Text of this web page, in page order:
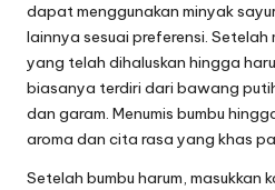
dapat menggunakan minyak
lainnya sesuai preferensi. Setelah
yang telah dihaluskan hingga
biasanya terdiri dari bawang
dan garam. Menumis bumbu
aroma dan cita rasa yang khas
Setelah bumbu harum, masukkan